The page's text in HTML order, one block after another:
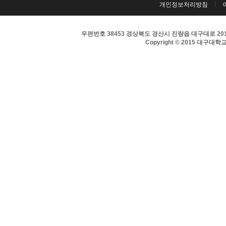
개인정보처리방침
우편번호 38453 경상북도 경산시 진량읍 대구대로
Copyright © 2015 대구대학